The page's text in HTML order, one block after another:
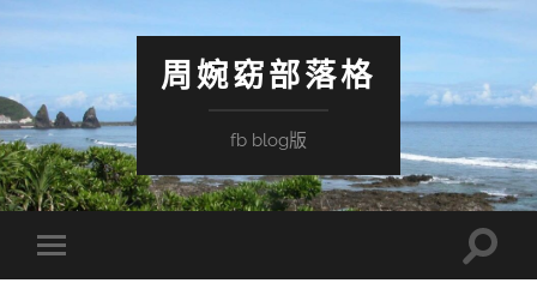
周婉窈部落格
fb blog版
Toggle
mobile
Toggle